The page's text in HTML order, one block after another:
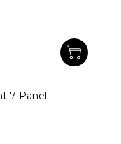
7-Panel